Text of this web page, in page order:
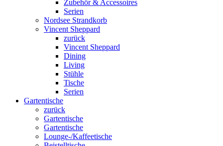
Zubehör & Accessoires
Serien
Nordsee Strandkorb
Vincent Sheppard
zurück
Vincent Sheppard
Dining
Living
Stühle
Tische
Serien
Gartentische
zurück
Gartentische
Gartentische
Lounge-/Kaffeetische